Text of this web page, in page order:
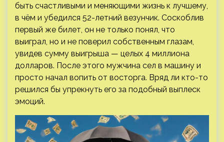
быть счастливыми и меняющими жизнь к лучшему,
в чём и убедился 52-летний везунчик. Соскоблив
первый же билет, он не только понял, что
выиграл, но и не поверил собственным глазам,
увидев сумму выигрыша — целых 4 миллиона
долларов. После этого мужчина сел в машину и
просто начал вопить от восторга. Вряд ли кто-то
решился бы упрекнуть его за подобный выплеск
эмоций.